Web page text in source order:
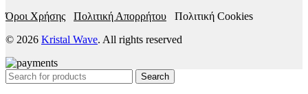
Όροι Χρήσης
Πολιτική Απορρήτου Πολιτική Cookies
© 2026 Kristal Wave. All rights reserved
Search